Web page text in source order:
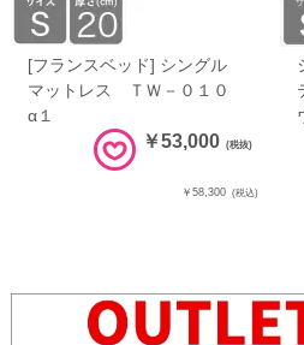
[フランスベッド] シングル
マットレス ＴＷ－０１０
α１
￥53,000 (税抜)
￥58,300 (税込)